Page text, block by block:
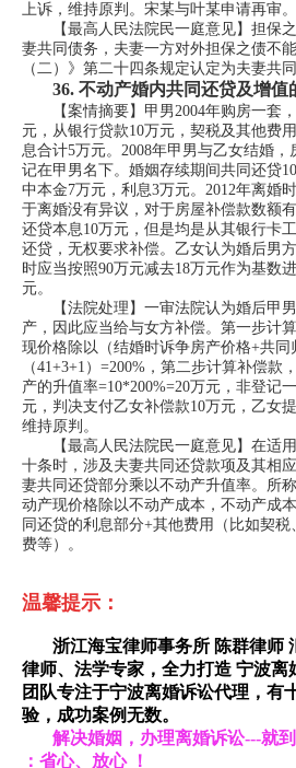
上诉，维持原判。宋某与叶某申请再审。
【最高人民法院民一庭意见】担保之
妻共同债务，夫妻一方对外担保之债不
（二）》第二十四条规定认定为夫妻共同
36. 不动产婚内共同还贷及增值
【案情摘要】甲男2004年购房一套，
元，从银行贷款10万元，契税及其他费
息合计5万元。2008年甲男与乙女结婚，
记在甲男名下。婚姻存续期间共同还贷
中本金7万元，利息3万元。2012年离婚
于离婚没有异议，对于房屋补偿款数额
还贷本息10万元，但是均是从其银行卡
还贷，无权要求补偿。乙女认为婚后男
时应当按照90万元减去18万元作为基数
元。
【法院处理】一审法院认为婚后甲男
产，因此应当给与女方补偿。第一步计
现价格除以（结婚时诉争房产价格+共
（41+3+1）=200%，第二步计算补偿款
产的升值率=10*200%=20万元，非登记
元，判决支付乙女补偿款10万元，乙女
维持原判。
【最高人民法院民一庭意见】在适用
十条时，涉及夫妻共同还贷款项及其相
妻共同还贷部分乘以不动产升值率。所
动产现价格除以不动产成本，不动产成
同还贷的利息部分+其他费用（比如契
费等）。
温馨提示：
浙江海宝律师事务所 陈群律师
律师、法学专家，全力打造 宁波
团队专注于宁波离婚诉讼代理，有
验，成功案例无数。
解决婚姻，办理离婚诉讼---就
：省心、放心
！